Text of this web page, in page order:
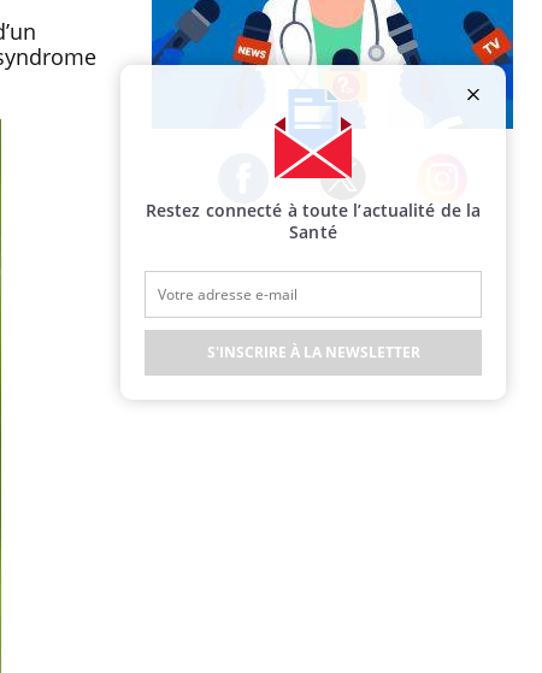
Facebook Twitter Instagram
Restez connecté à toute l’actualité de la
Santé
S'INSCRIRE À LA NEWSLETTER